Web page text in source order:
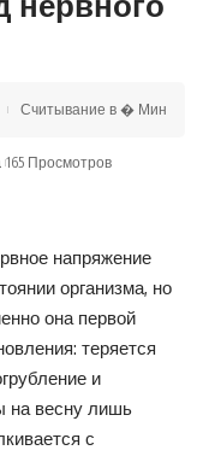
165 Просмотров
Считывание в � Мин
напряжение
организма, но
она первой
теряется
и
на весну лишь
с